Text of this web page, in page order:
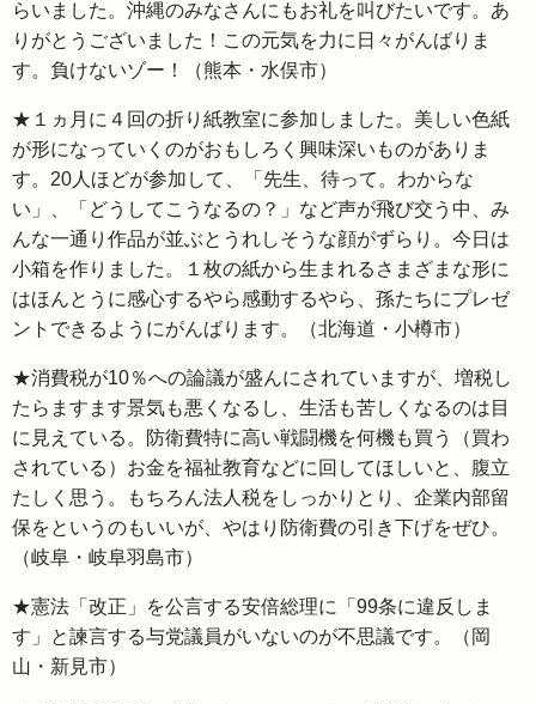
らいました。沖縄のみなさんにもお礼を叫びたいです。あ
りがとうございました！この元気を力に日々がんばりま
す。負けないゾー！（熊本・水俣市）
★１ヵ月に４回の折り紙教室に参加しました。美しい色紙
が形になっていくのがおもしろく興味深いものがありま
す。20人ほどが参加して、「先生、待って。わからな
い」、「どうしてこうなるの？」など声が飛び交う中、み
んな一通り作品が並ぶとうれしそうな顔がずらり。今日は
小箱を作りました。１枚の紙から生まれるさまざまな形に
はほんとうに感心するやら感動するやら、孫たちにプレゼ
ントできるようにがんばります。（北海道・小樽市）
★消費税が10％への論議が盛んにされていますが、増税し
たらますます景気も悪くなるし、生活も苦しくなるのは目
に見えている。防衛費特に高い戦闘機を何機も買う（買わ
されている）お金を福祉教育などに回してほしいと、腹立
たしく思う。もちろん法人税をしっかりとり、企業内部留
保をというのもいいが、やはり防衛費の引き下げをぜひ。
（岐阜・岐阜羽島市）
★憲法「改正」を公言する安倍総理に「99条に違反しま
す」と諫言する与党議員がいないのが不思議です。（岡
山・新見市）